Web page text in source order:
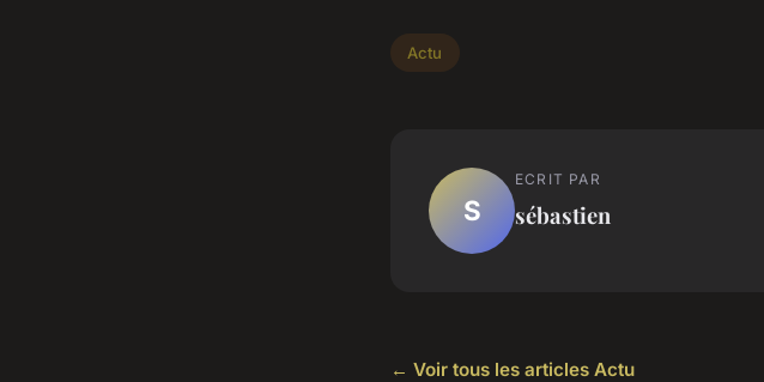
Actu
S
ECRIT PAR
sébastien
← Voir tous les articles Actu